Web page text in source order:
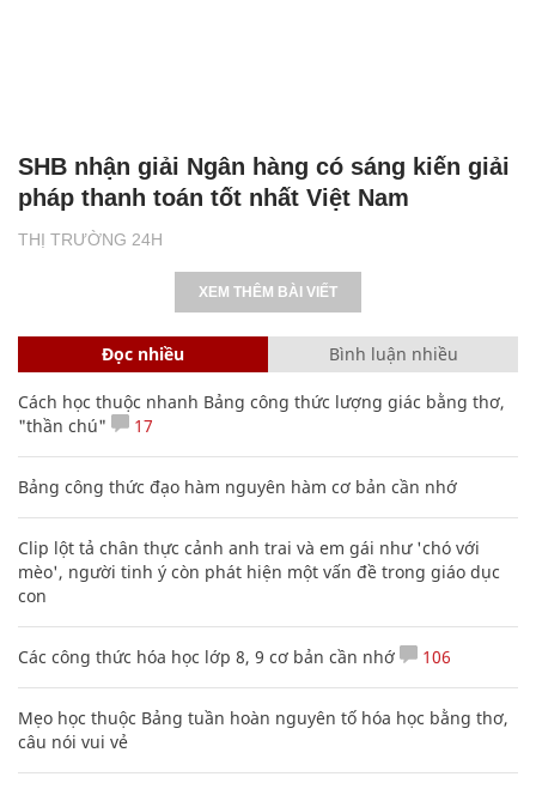
THỊ TRƯỜNG 24H
SHB nhận giải Ngân hàng có sáng kiến giải
pháp thanh toán tốt nhất Việt Nam
XEM THÊM BÀI VIẾT
Đọc nhiều Bình luận nhiều
Cách học thuộc nhanh Bảng công thức lượng giác bằng thơ,
"thần chú"
17
Bảng công thức đạo hàm nguyên hàm cơ bản cần nhớ
Clip lột tả chân thực cảnh anh trai và em gái như 'chó với
mèo', người tinh ý còn phát hiện một vấn đề trong giáo dục
con
Các công thức hóa học lớp 8, 9 cơ bản cần nhớ 106
Mẹo học thuộc Bảng tuần hoàn nguyên tố hóa học bằng thơ,
câu nói vui vẻ